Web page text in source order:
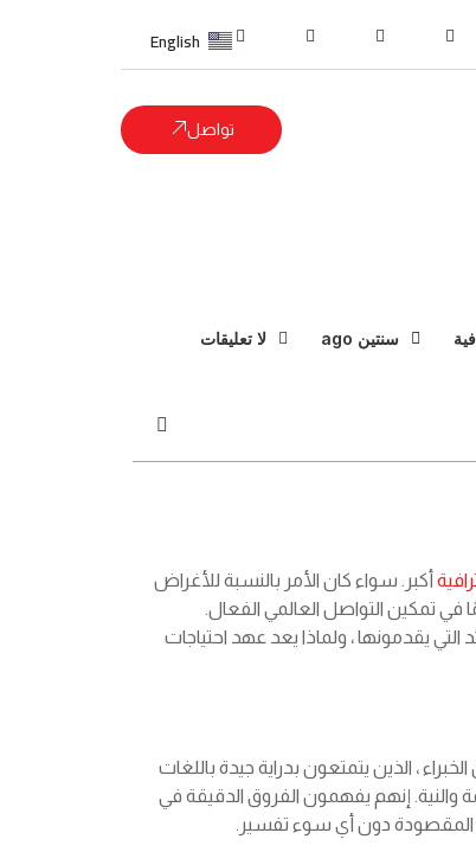
English
تواصل
سنتين ago لا تعليقات
أكبر. سواء كان الأمر بالنسبة للأغراض
في تمكين التواصل العالمي الفعال.
يقدمونها ، ولماذا يعد عهد احتياجات
، الذين يتمتعون بدراية جيدة باللغات
والنية. إنهم يفهمون الفروق الدقيقة في
المقصودة دون أي سوء تفسير.